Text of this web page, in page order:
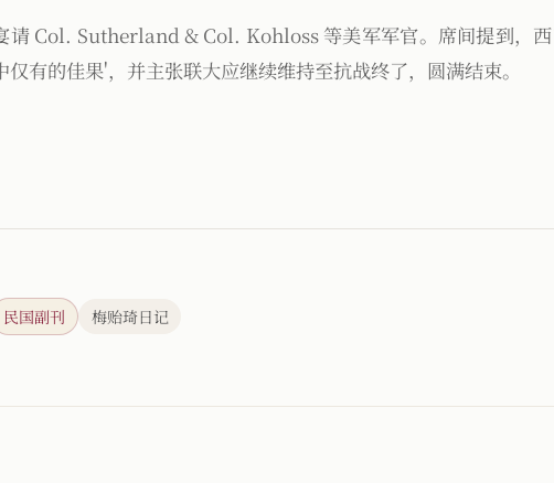
请 Col. Sutherland & Col. Kohloss 等美军军官。席间提到，
仅有的佳果'，并主张联大应继续维持至抗战终了，圆满结束。
民国副刊 梅贻琦日记